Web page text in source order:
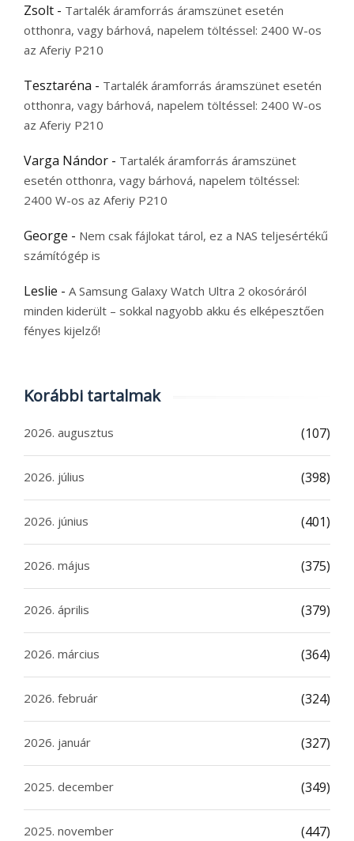
Zsolt - Tartalék áramforrás áramszünet esetén
otthonra, vagy bárhová, napelem töltéssel: 2400 W-os
az Aferiy P210
Tesztaréna - Tartalék áramforrás áramszünet esetén
otthonra, vagy bárhová, napelem töltéssel: 2400 W-os
az Aferiy P210
Varga Nándor - Tartalék áramforrás áramszünet
esetén otthonra, vagy bárhová, napelem töltéssel:
2400 W-os az Aferiy P210
George - Nem csak fájlokat tárol, ez a NAS teljesértékű
számítógép is
Leslie - A Samsung Galaxy Watch Ultra 2 okosóráról
minden kiderült – sokkal nagyobb akku és elképesztően
fényes kijelző!
Korábbi tartalmak
2026. augusztus (107)
2026. július (398)
2026. június (401)
2026. május (375)
2026. április (379)
2026. március (364)
2026. február (324)
2026. január (327)
2025. december (349)
2025. november (447)